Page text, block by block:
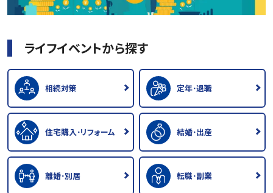
ライフイベントから探す
相続対策 定年･退職
住宅購入･リフォーム 結婚･出産
離婚･別居 転職･副業